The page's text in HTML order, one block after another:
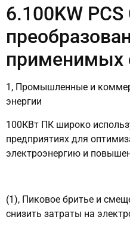
6.100KW
применимых
1, Промышленные и
энергии
100КВт ПК широко
предприятиях для
электроэнергию и
(1), Пиковое бритье и
снизить затраты на